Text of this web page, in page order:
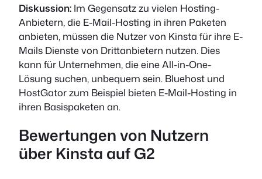
Diskussion: Im Gegensatz zu vielen Hosting-
Anbietern, die E-Mail-Hosting in ihren Paketen
anbieten, müssen die Nutzer von Kinsta für ihre E-
Mails Dienste von Drittanbietern nutzen. Dies
kann für Unternehmen, die eine All-in-One-
Lösung suchen, unbequem sein. Bluehost und
HostGator zum Beispiel bieten E-Mail-Hosting in
ihren Basispaketen an.
Bewertungen von Nutzern
über Kinsta auf G2